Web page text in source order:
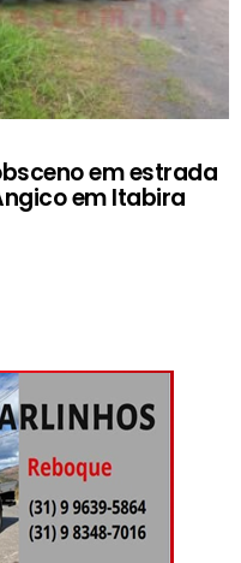
em estrada
em Itabira